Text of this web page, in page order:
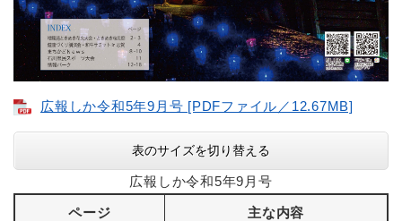
広報しか令和5年9月号 [PDFファイル／12.67MB]
表のサイズを切り替える
広報しか令和5年9月号
ページ 主な内容